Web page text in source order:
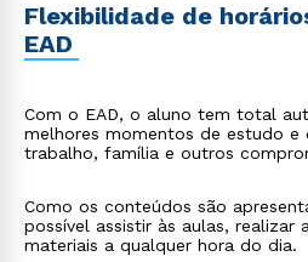
Flexibilidade de
EAD
Com o EAD, o aluno tem total
melhores momentos de estudo e
trabalho, família e outros
Como os conteúdos são
possível assistir às aulas, realizar
materiais a qualquer hora do dia.